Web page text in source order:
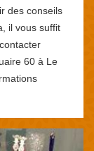
des conseils
il vous suffit
60 à Le